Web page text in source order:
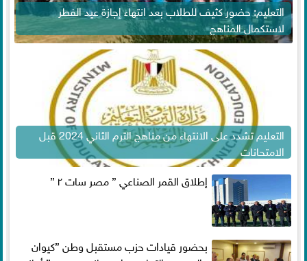
التعليم: حضور كثيف للطلاب بعد انتهاء إجازة عيد الفطر
لاستكمال المناهج
التعليم تشدد على الانتهاء من مناهج الترم الثاني 2024 قبل
الامتحانات
إطلاق القمر الصناعي ” مصر سات ٢ ”
بحضور قيادات حزب مستقبل وطن ”كيوان